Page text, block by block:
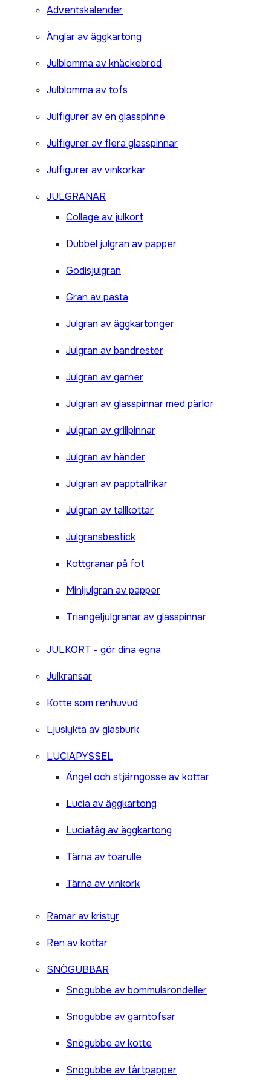
Adventskalender
Änglar av äggkartong
Julblomma av knäckebröd
Julblomma av tofs
Julfigurer av en glasspinne
Julfigurer av flera glasspinnar
Julfigurer av vinkorkar
JULGRANAR
Collage av julkort
Dubbel julgran av papper
Godisjulgran
Gran av pasta
Julgran av äggkartonger
Julgran av bandrester
Julgran av garner
Julgran av glasspinnar med pärlor
Julgran av grillpinnar
Julgran av händer
Julgran av papptallrikar
Julgran av tallkottar
Julgransbestick
Kottgranar på fot
Minijulgran av papper
Triangeljulgranar av glasspinnar
JULKORT - gör dina egna
Julkransar
Kotte som renhuvud
Ljuslykta av glasburk
LUCIAPYSSEL
Ängel och stjärngosse av kottar
Lucia av äggkartong
Luciatåg av äggkartong
Tärna av toarulle
Tärna av vinkork
Ramar av kristyr
Ren av kottar
SNÖGUBBAR
Snögubbe av bommulsrondeller
Snögubbe av garntofsar
Snögubbe av kotte
Snögubbe av tårtpapper